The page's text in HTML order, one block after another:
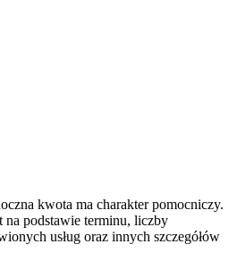
kwota ma charakter pomocniczy.
na podstawie terminu, liczby
usług oraz innych szczegółów